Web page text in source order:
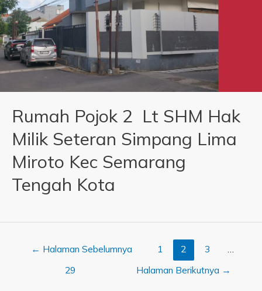
Rumah Pojok 2 Lt SHM Hak
Milik Seteran Simpang Lima
Miroto Kec Semarang
Tengah Kota
← Halaman Sebelumnya 1 2 3
29
Halaman Berikutnya →